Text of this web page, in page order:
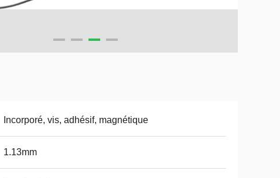
Incorporé, vis, adhésif, magnétique
1.13mm